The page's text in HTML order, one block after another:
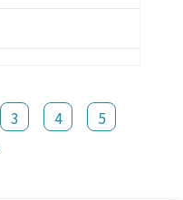
3 4
5